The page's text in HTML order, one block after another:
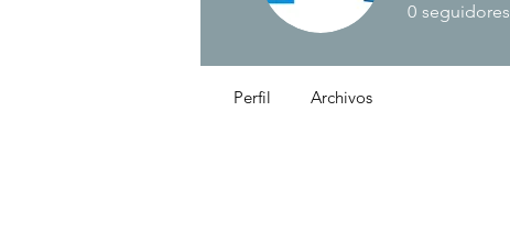
0 seguidores
Perfil Archivos